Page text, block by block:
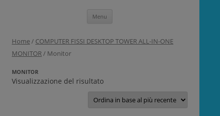
Menu
Home/ COMPUTER FISSI DESKTOP TOWER ALL-IN-ONE
MONITOR/ Monitor
MONITOR
Visualizzazione del risultato